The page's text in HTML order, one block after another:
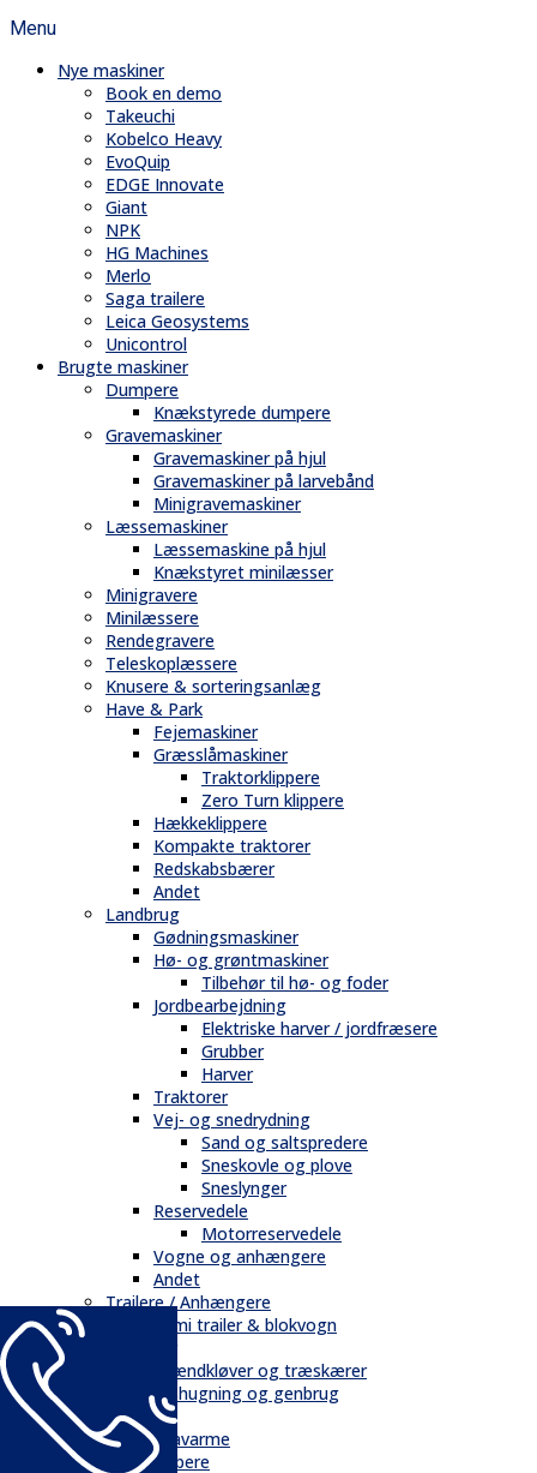
Menu
Nye maskiner
Book en demo
Takeuchi
Kobelco Heavy
EvoQuip
EDGE Innovate
Giant
NPK
HG Machines
Merlo
Saga trailere
Leica Geosystems
Unicontrol
Brugte maskiner
Dumpere
Knækstyrede dumpere
Gravemaskiner
Gravemaskiner på hjul
Gravemaskiner på larvebånd
Minigravemaskiner
Læssemaskiner
Læssemaskine på hjul
Knækstyret minilæsser
Minigravere
Minilæssere
Rendegravere
Teleskoplæssere
Knusere & sorteringsanlæg
Have & Park
Fejemaskiner
Græsslåmaskiner
Traktorklippere
Zero Turn klippere
Hækkeklippere
Kompakte traktorer
Redskabsbærer
Andet
Landbrug
Gødningsmaskiner
Hø- og grøntmaskiner
Tilbehør til hø- og foder
Jordbearbejdning
Elektriske harver / jordfræsere
Grubber
Harver
Traktorer
Vej- og snedrydning
Sand og saltspredere
Sneskovle og plove
Sneslynger
Reservedele
Motorreservedele
Vogne og anhængere
Andet
Trailere / Anhængere
Semi trailer & blokvogn
Skovbrug
Brændkløver og træskærer
Flishugning og genbrug
Tilbehør
Gravarme
Gribere